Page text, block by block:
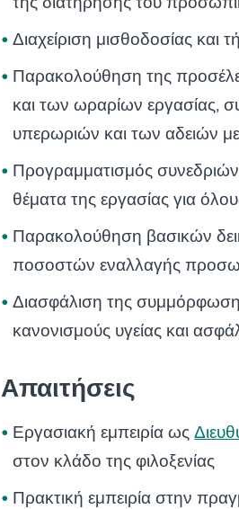
Διαχείριση μισθοδοσίας
Παρακολούθηση της
και των ωραρίων εργασίας,
υπερωριών και των αδειών
Προγραμματισμός
θέματα της εργασίας για
Παρακολούθηση βασικών
ποσοστών εναλλαγής
Διασφάλιση της
κανονισμούς υγείας και
Απαιτήσεις
Εργασιακή εμπειρία ως
στον κλάδο της φιλοξενίας
Πρακτική εμπειρία στην